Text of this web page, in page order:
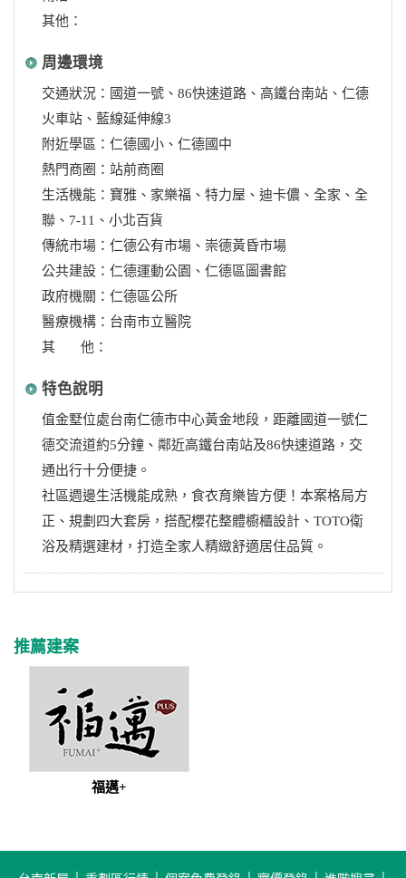
其他：
周邊環境
交通狀況：國道一號、86快速道路、高鐵台南站、仁德
火車站、藍線延伸線3
附近學區：仁德國小、仁德國中
熱門商圈：站前商圈
生活機能：寶雅、家樂福、特力屋、迪卡儂、全家、全
聯、7-11、小北百貨
傳統市場：仁德公有市場、崇德黃昏市場
公共建設：仁德運動公園、仁德區圖書館
政府機關：仁德區公所
醫療機構：台南市立醫院
其 他：
特色說明
值金墅位處台南仁德市中心黃金地段，距離國道一號仁
德交流道約5分鐘、鄰近高鐵台南站及86快速道路，交
通出行十分便捷。
社區週邊生活機能成熟，食衣育樂皆方便！本案格局方
正、規劃四大套房，搭配櫻花整體櫥櫃設計、TOTO衛
浴及精選建材，打造全家人精緻舒適居住品質。
推薦建案
福邁+